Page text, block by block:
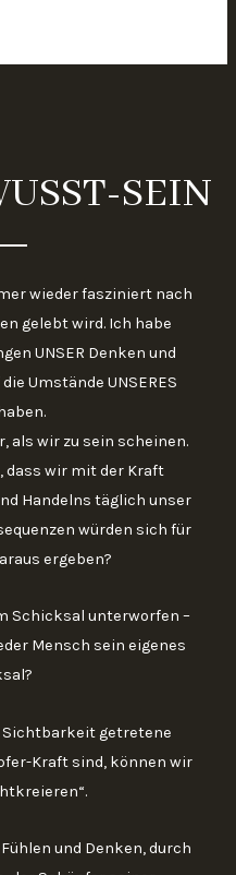
SEIN
wieder fasziniert nach
gelebt wird. Ich habe
UNSER Denken und
Umstände UNSERES
als wir zu sein scheinen.
dass wir mit der Kraft
Handelns täglich unser
würden sich für
ergeben?
Schicksal unterworfen –
Mensch sein eigenes
Sichtbarkeit getretene
Kraft sind, können wir
und Denken, durch